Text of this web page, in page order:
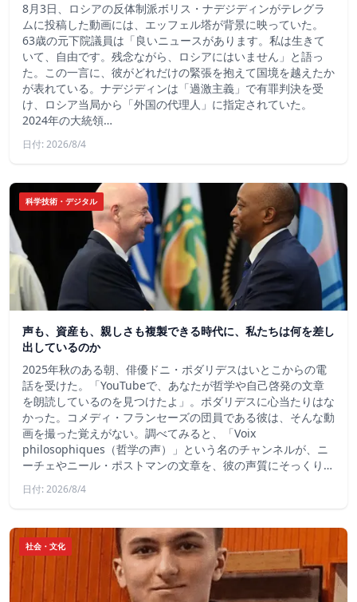
8月3日、ロシアの反体制派ボリス・ナデジディンがテレグラ
ムに投稿した動画には、エッフェル塔が背景に映っていた。
63歳の元下院議員は「良いニュースがあります。私は生きて
いて、自由です。残念ながら、ロシアにはいません」と語っ
た。この一言に、彼がどれだけの緊張を抱えて国境を越えたか
が表れている。ナデジディンは「過激主義」で有罪判決を受
け、ロシア当局から「外国の代理人」に指定されていた。
2024年の大統領…
日付: 2026/8/4
科学技術・デジタル
声も、資産も、親しさも複製できる時代に、私たちは何を差し
出しているのか
2025年秋のある朝、俳優ドニ・ポダリデスはいとこからの電
話を受けた。「YouTubeで、あなたが哲学や自己啓発の文章
を朗読しているのを見つけたよ」。ポダリデスに心当たりはな
かった。コメディ・フランセーズの団員である彼は、そんな動
画を撮った覚えがない。調べてみると、「Voix
philosophiques（哲学の声）」という名のチャンネルが、ニ
ーチェやニール・ポストマンの文章を、彼の声質にそっくり…
日付: 2026/8/4
社会・文化